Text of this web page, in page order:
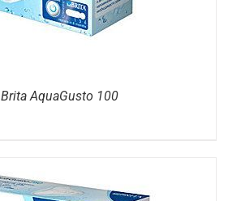
Brita AquaGusto 100